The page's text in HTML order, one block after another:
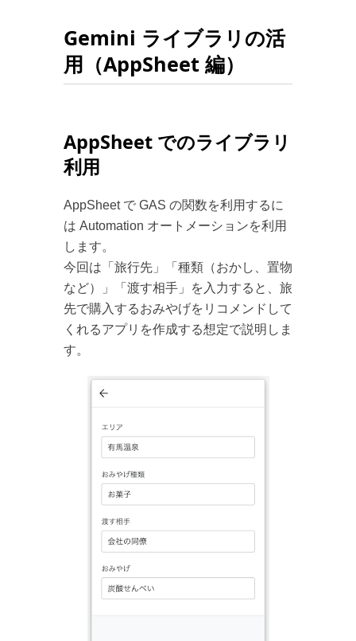
Gemini ライブラリの活
用（AppSheet 編）
AppSheet でのライブラリ
利用
AppSheet で GAS の関数を利用するに
は Automation オートメーションを利用
します。
今回は「旅行先」「種類（おかし、置物
など）」「渡す相手」を入力すると、旅
先で購入するおみやげをリコメンドして
くれるアプリを作成する想定で説明しま
す。